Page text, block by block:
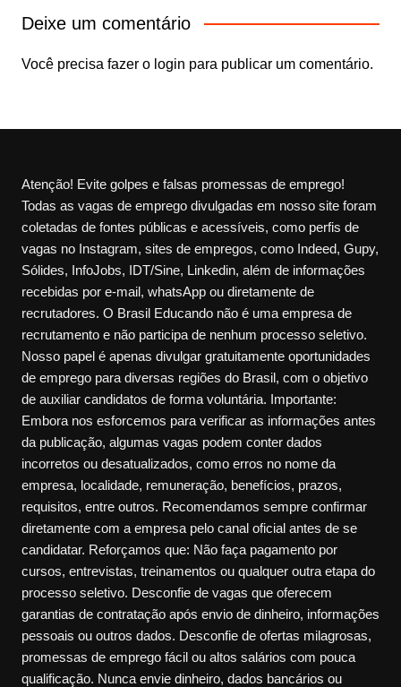
Deixe um comentário
Você precisa fazer o login para publicar um comentário.
Atenção! Evite golpes e falsas promessas de emprego!
Todas as vagas de emprego divulgadas em nosso site foram
coletadas de fontes públicas e acessíveis, como perfis de
vagas no Instagram, sites de empregos, como Indeed, Gupy,
Sólides, InfoJobs, IDT/Sine, Linkedin, além de informações
recebidas por e-mail, whatsApp ou diretamente de
recrutadores. O Brasil Educando não é uma empresa de
recrutamento e não participa de nenhum processo seletivo.
Nosso papel é apenas divulgar gratuitamente oportunidades
de emprego para diversas regiões do Brasil, com o objetivo
de auxiliar candidatos de forma voluntária. Importante:
Embora nos esforcemos para verificar as informações antes
da publicação, algumas vagas podem conter dados
incorretos ou desatualizados, como erros no nome da
empresa, localidade, remuneração, benefícios, prazos,
requisitos, entre outros. Recomendamos sempre confirmar
diretamente com a empresa pelo canal oficial antes de se
candidatar. Reforçamos que: Não faça pagamento por
cursos, entrevistas, treinamentos ou qualquer outra etapa do
processo seletivo. Desconfie de vagas que oferecem
garantias de contratação após envio de dinheiro, informações
pessoais ou outros dados. Desconfie de ofertas milagrosas,
promessas de emprego fácil ou altos salários com pouca
qualificação. Nunca envie dinheiro, dados bancários ou